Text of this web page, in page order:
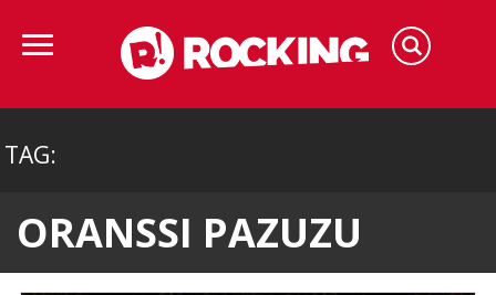
TAG:
ORANSSI PAZUZU